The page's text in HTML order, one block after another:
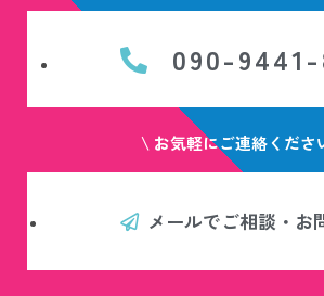
090-9441-
\ お気軽にご連絡くださ
メールでご相談・お